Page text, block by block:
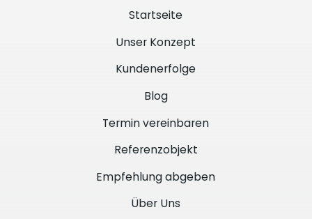
Startseite
Unser Konzept
Kundenerfolge
Blog
Termin vereinbaren
Referenzobjekt
Empfehlung abgeben
Über Uns